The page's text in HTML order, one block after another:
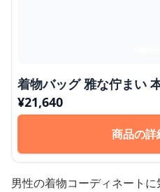
着物バッグ 雅な佇まい
¥21,640
商品の詳
男性の着物コーディネート